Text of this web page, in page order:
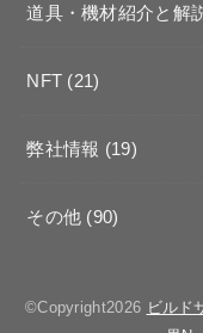
道具・機材紹介と解
NFT (21)
弊社情報 (19)
その他 (90)
©Copyright2026 ビルド